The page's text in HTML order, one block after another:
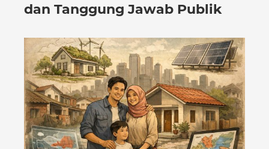
dan Tanggung Jawab Publik